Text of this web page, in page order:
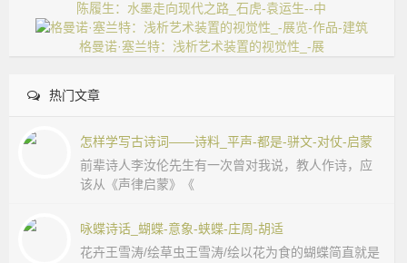
陈履生：水墨走向现代之路_石虎-袁运生--中
格曼诺·塞兰特：浅析艺术装置的视觉性_-展
热门文章
怎样学写古诗词——诗料_平声-都是-骈文-对仗-启蒙
前辈诗人李汝伦先生有一次曾对我说，教人作诗，应
该从《声律启蒙》《
咏蝶诗话_蝴蝶-意象-蛱蝶-庄周-胡适
花卉王雪涛/绘草虫王雪涛/绘以花为食的蝴蝶简直就是